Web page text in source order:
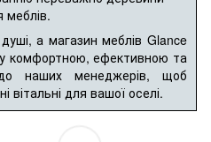
меблів.
а магазин меблів Glance
комфортною, ефективною та
наших менеджерів, щоб
вітальні для вашої оселі.